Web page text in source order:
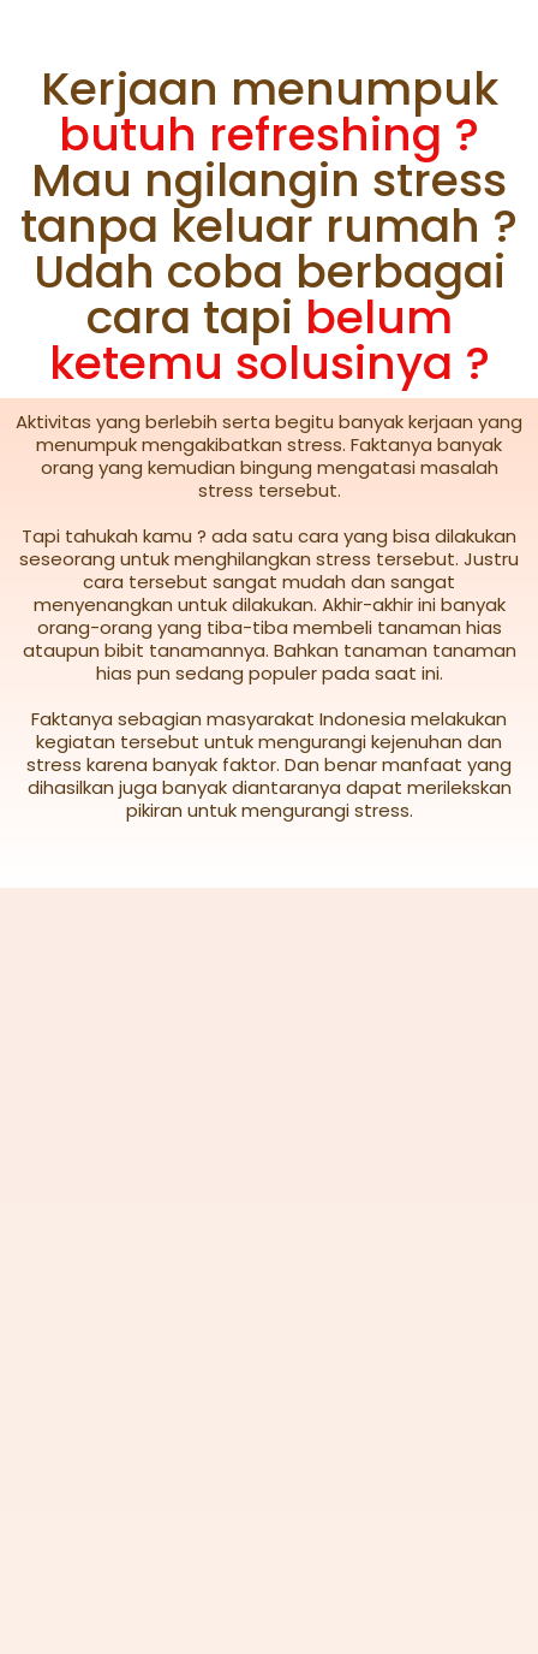
Kerjaan menumpuk
butuh refreshing ?
Mau ngilangin stress
tanpa keluar rumah ?
Udah coba berbagai
cara tapi belum
ketemu solusinya ?
Aktivitas yang berlebih serta begitu banyak kerjaan yang
menumpuk mengakibatkan stress. Faktanya banyak
orang yang kemudian bingung mengatasi masalah
stress tersebut.
Tapi tahukah kamu ? ada satu cara yang bisa dilakukan
seseorang untuk menghilangkan stress tersebut. Justru
cara tersebut sangat mudah dan sangat
menyenangkan untuk dilakukan. Akhir-akhir ini banyak
orang-orang yang tiba-tiba membeli tanaman hias
ataupun bibit tanamannya. Bahkan tanaman tanaman
hias pun sedang populer pada saat ini.
Faktanya sebagian masyarakat Indonesia melakukan
kegiatan tersebut untuk mengurangi kejenuhan dan
stress karena banyak faktor. Dan benar manfaat yang
dihasilkan juga banyak diantaranya dapat merilekskan
pikiran untuk mengurangi stress.